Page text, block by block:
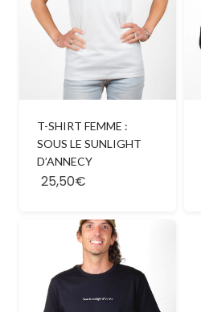
T-SHIRT FEMME :
SOUS LE SUNLIGHT
D’ANNECY
25,50€